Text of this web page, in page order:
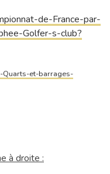
de-France-par-
Golfer-s-club?
Quarts-et-barrages-
à droite :